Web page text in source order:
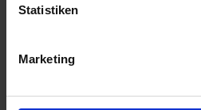
Statistiken
Marketing
Artikel-Nr.: 540181-00-cfg